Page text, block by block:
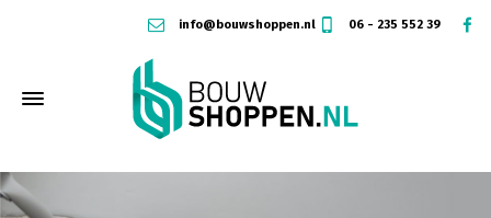
info@bouwshoppen.nl 06 - 235 552 39